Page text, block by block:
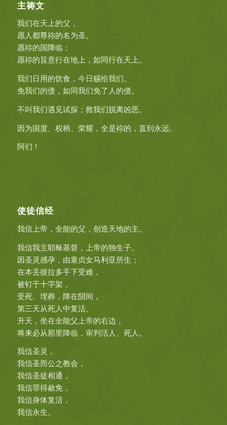
主祷文
我们在天上的父，
愿人都尊祢的名为圣。
愿祢的国降临；
愿祢的旨意行在地上，如同行在天上。
我们日用的饮食，今日赐给我们。
免我们的债，如同我们免了人的债。
不叫我们遇见试探；救我们脱离凶恶。
因为国度、权柄、荣耀，全是祢的，直到永远。
阿们！
使徒信经
我信上帝，全能的父，创造天地的主。
我信我主耶稣基督，上帝的独生子。
因圣灵感孕，由童贞女马利亚所生；
在本丢彼拉多手下受难，
被钉于十字架，
受死、埋葬，降在阴间，
第三天从死人中复活、
升天，坐在全能父上帝的右边，
将来必从那里降临，审判活人、死人。
我信圣灵，
我信圣而公之教会，
我信圣徒相通，
我信罪得赦免，
我信身体复活，
我信永生。